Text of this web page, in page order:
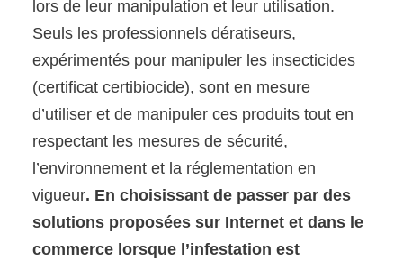
lors de leur manipulation et leur utilisation.
Seuls les professionnels dératiseurs,
expérimentés pour manipuler les insecticides
(certificat certibiocide), sont en mesure
d’utiliser et de manipuler ces produits tout en
respectant les mesures de sécurité,
l’environnement et la réglementation en
vigueur. En choisissant de passer par des
solutions proposées sur Internet et dans le
commerce lorsque l’infestation est